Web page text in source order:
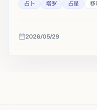
占卜 塔罗 占星 移
收录时间
2026/05/29